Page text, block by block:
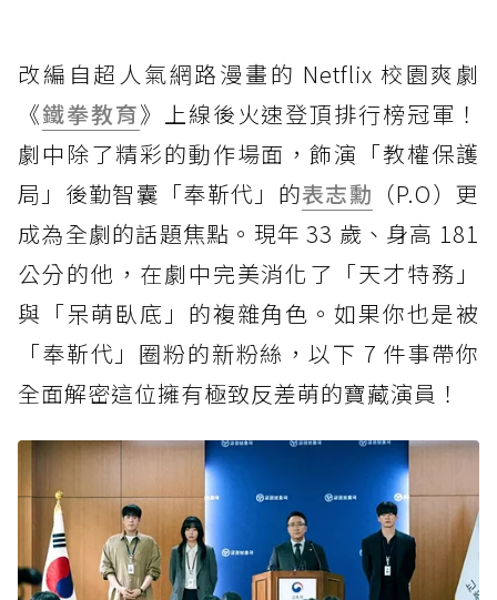
改編自超人氣網路漫畫的 Netflix 校園爽劇
《鐵拳教育》上線後火速登頂排行榜冠軍！
劇中除了精彩的動作場面，飾演「教權保護
局」後勤智囊「奉靳代」的表志勳 （P.O）更
成為全劇的話題焦點。現年 33 歲、身高 181
公分的他，在劇中完美消化了「天才特務」
與「呆萌臥底」的複雜角色。如果你也是被
「奉靳代」圈粉的新粉絲，以下 7 件事帶你
全面解密這位擁有極致反差萌的寶藏演員！